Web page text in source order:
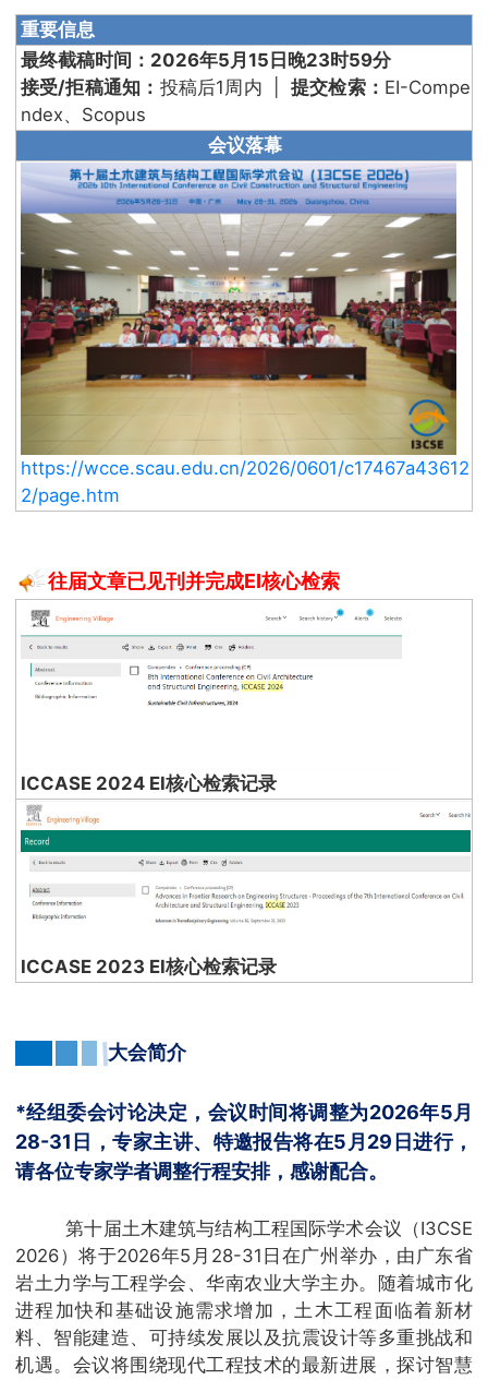
重要信息
最终截稿时间：2026年5月15日晚23时59分
接受/拒稿通知： 投稿后1周内 | 提交检索： EI-Compe
ndex、Scopus
会议落幕
https://wcce.scau.edu.cn/2026/0601/c17467a43612
2/page.htm
往届文章已见刊并完成EI核心检索
ICCASE 2024 EI核心检索记录
ICCASE 2023 EI核心检索记录
大会简介
*经组委会讨论决定，会议时间将调整为2026年5月
28-31日，专家主讲、特邀报告将在5月29日进行，
请各位专家学者调整行程安排，感谢配合。
第十届土木建筑与结构工程国际学术会议（I3CSE
2026）将于2026年5月28-31日在广州举办，由广东省
岩土力学与工程学会、华南农业大学主办。随着城市化
进程加快和基础设施需求增加，土木工程面临着新材
料、智能建造、可持续发展以及抗震设计等多重挑战和
机遇。会议将围绕现代工程技术的最新进展，探讨智慧